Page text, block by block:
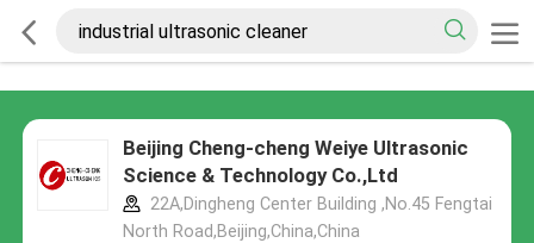
Beijing Cheng-cheng Weiye Ultrasonic
Science & Technology Co.,Ltd
22A,Dingheng Center Building ,No.45 Fengtai
North Road,Beijing,China,China